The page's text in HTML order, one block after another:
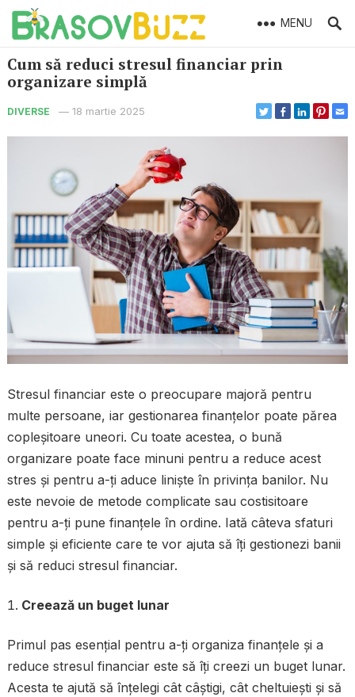
MENU
Cum să reduci stresul financiar prin
organizare simplă
DIVERSE — 18 martie 2025
Stresul financiar este o preocupare majoră pentru
multe persoane, iar gestionarea finanțelor poate părea
copleșitoare uneori. Cu toate acestea, o bună
organizare poate face minuni pentru a reduce acest
stres și pentru a-ți aduce liniște în privința banilor. Nu
este nevoie de metode complicate sau costisitoare
pentru a-ți pune finanțele în ordine. Iată câteva sfaturi
simple și eficiente care te vor ajuta să îți gestionezi banii
și să reduci stresul financiar.
Creează un buget lunar
Primul pas esențial pentru a-ți organiza finanțele și a
reduce stresul financiar este să îți creezi un buget lunar.
Acesta te ajută să înțelegi cât câștigi, cât cheltuiești și să